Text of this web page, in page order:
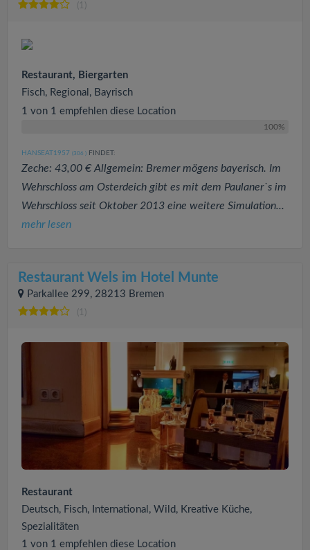
(1)
Restaurant, Biergarten
Fisch, Regional, Bayrisch
1 von 1 empfehlen diese Location
100%
HANSEAT1957 (306 ) FINDET:
Zeche: 43,00 € Allgemein: Bremer mögens bayerisch. Im
Wehrschloss am Osterdeich gibt es mit dem Paulaner`s im
Wehrschloss seit Oktober 2013 eine weitere Simulation...
mehr lesen
Restaurant Wels im Hotel Munte
Parkallee 299, 28213 Bremen
(1)
Restaurant
Deutsch, Fisch, International, Wild, Kreative Küche,
Spezialitäten
1 von 1 empfehlen diese Location